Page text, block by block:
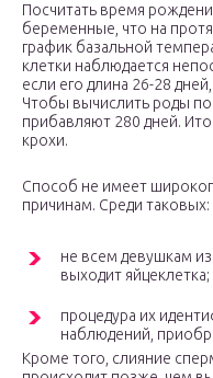
Посчитать время
беременные, что на
график базальной
клетки наблюдается
если его длина 26-28
Чтобы вычислить роды
прибавляют 280 дней.
крохи.
Способ не имеет
причинам. Среди таковых:
не всем девушкам
выходит яйцеклетка;
процедура их
наблюдений,
Кроме того, слияние